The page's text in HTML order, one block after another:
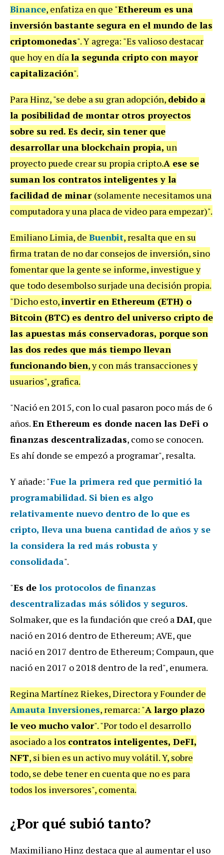
Binance, enfatiza en que "Ethereum es una
inversión bastante segura en el mundo de las
criptomonedas". Y agrega: "Es valioso destacar
que hoy en díala segunda cripto con mayor
capitalización".
Para Hinz, "se debe a su gran adopción, debido a
la posibilidad de montar otros proyectos
sobre su red. Es decir, sin tener que
desarrollar una blockchain propia, un
proyecto puede crear su propia cripto.A ese se
suman los contratos inteligentes y la
facilidad de minar (solamente necesitamos una
computadora y una placa de video para empezar)".
Emiliano Limia, de Buenbit, resalta que en su
firma tratan de no dar consejos de inversión, sino
fomentar que la gente se informe, investigue y
que todo desembolso surjade una decisión propia.
"Dicho esto,invertir en Ethereum (ETH) o
Bitcoin (BTC) es dentro del universo cripto de
las apuestas más conservadoras, porque son
las dos redes que más tiempo llevan
funcionando bien, y con más transacciones y
usuarios", grafica.
"Nació en 2015, con lo cual pasaron poco más de 6
años.En Ethereum es donde nacen las DeFi o
finanzas descentralizadas, como se conocen.
Es ahí donde se empezó a programar", resalta.
Y añade: "Fue la primera red que permitió la
programabilidad. Si bien es algo
relativamente nuevo dentro de lo que es
cripto, lleva una buena cantidad de años y se
la considera la red más robusta y
consolidada".
"Es de los protocolos de finanzas
descentralizadas más sólidos y seguros.
Solmaker, que es la fundación que creó aDAI, que
nació en 2016 dentro de Ethereum; AVE, que
nació en 2017 dentro de Ethereum; Compaun, que
nació en 2017 o 2018 dentro de la red", enumera.
Regina Martínez Riekes, Directora y Founder de
Amauta Inversiones, remarca: "A largo plazo
le veo mucho valor". "Por todo el desarrollo
asociado a los contratos inteligentes, DeFI,
NFT, si bien es un activo muy volátil. Y, sobre
todo, se debe tener en cuenta que no es para
todos los inversores", comenta.
¿Por qué subió tanto?
Maximiliano Hinz destaca que al aumentar el uso